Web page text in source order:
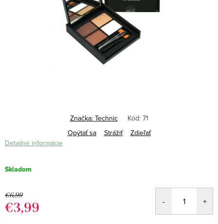
Detailné informácie
Skladom
€6,99
€3,99
Značka: Technic Kód: 71
Opýtať sa
Strážiť Zdieľať